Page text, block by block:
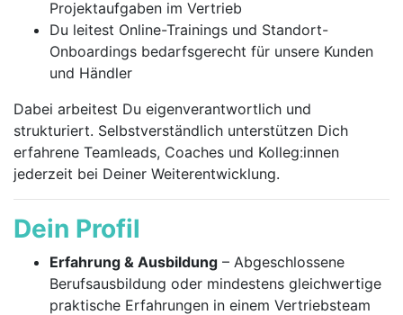
Projektaufgaben im Vertrieb
Du leitest Online-Trainings und Standort-
Onboardings bedarfsgerecht für unsere Kunden
und Händler
Dabei arbeitest Du eigenverantwortlich und
strukturiert. Selbstverständlich unterstützen Dich
erfahrene Teamleads, Coaches und Kolleg:innen
jederzeit bei Deiner Weiterentwicklung.
Dein Profil
Erfahrung & Ausbildung – Abgeschlossene
Berufsausbildung oder mindestens gleichwertige
praktische Erfahrungen in einem Vertriebsteam